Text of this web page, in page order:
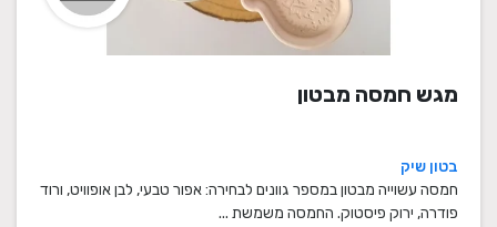
מגש חמסה מבטון
בטון שיק
חמסה עשוייה מבטון במספר גוונים לבחירה: אפור טבעי, לבן אופוויט, ורוד
פודרה, ירוק פיסטוק. החמסה משמשת ...